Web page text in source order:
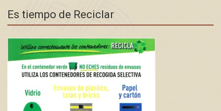
Es tiempo de Reciclar